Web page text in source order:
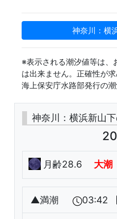
神奈川：横
※表示される潮汐値等は、
は出来ません。正確性が
海上保安庁水路部発行の
神奈川：横浜新山
月齢28.6 大潮
▲満潮 03:42